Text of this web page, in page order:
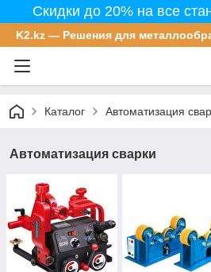
Скидки до 20% на все
K2.kz — Решения для
Каталог Автоматизация
Автоматизация сварки